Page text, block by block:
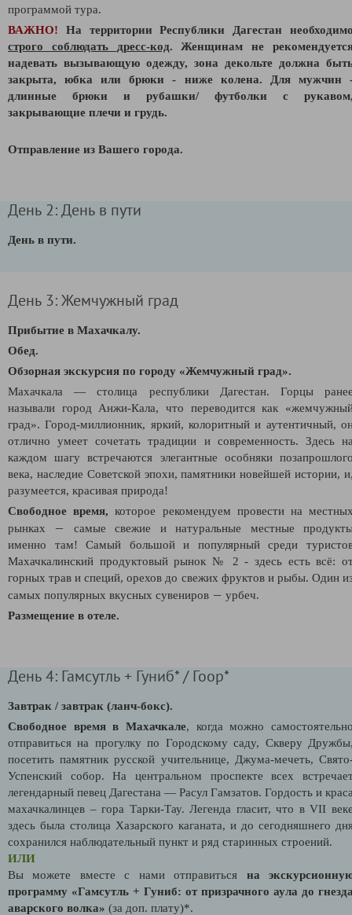
программой тура.
ВАЖНО!
На территории Республики Дагестан
строго соблюдать дресс-код. Женщинам не
надевать вызывающую одежду, зона декольте должна
закрыта, юбка или брюки - ниже колена. Для мужчин
длинные брюки и рубашки/ футболки с
закрывающие плечи и грудь.
Отправление из Вашего города.
День 2: День в пути
День в пути.
День 3: Жемчужный град
Прибытие в Махачкалу.
Обед.
Обзорная экскурсия по городу «Жемчужный град».
Махачкала — столица республики Дагестан. Горцы
называли город Анжи-Кала, что переводится как
град». Город-миллионник, яркий, колоритный и аутентичный,
отлично умеет сочетать традиции и современность. Здесь
каждом шагу встречаются элегантные особняки
века, наследие Советской эпохи, памятники новейшей истории,
разумеется, красивая природа!
Свободное время,которое рекомендуем провести на
рынках — самые свежие и натуральные местные
именно там! Самый большой и популярный среди
Махачкалинский продуктовый рынок № 2 - здесь есть всё:
горных трав и специй, орехов до свежих фруктов и рыбы. Один
самых популярных вкусных сувениров — урбеч.
Размещение в отеле.
День 4: Гамсутль + Гуниб* / Гоор*
Завтрак / завтрак (ланч-бокс).
Свободное время в Махачкале, когда можно
отправиться на прогулку по Городскому саду, Скверу
посетить памятник русской учительнице, Джума-мечеть,
Успенский собор. На центральном проспекте всех
легендарный певец Дагестана — Расул Гамзатов. Гордость и
махачкалинцев – гора Тарки-Тау. Легенда гласит, что в VII
здесь была столица Хазарского каганата, и до сегодняшнего
сохранился наблюдательный пункт и ряд старинных строений.
ИЛИ
Вы можете вместе с нами отправиться на
программу «Гамсутль + Гуниб: от призрачного аула до
аварского волка» (за доп. плату)*.